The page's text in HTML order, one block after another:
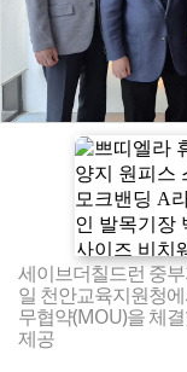
세이브더칠드런 중
일 천안교육지원청
무협약(MOU)을 체
제공